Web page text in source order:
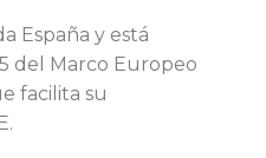
España y está
del Marco Europeo
facilita su